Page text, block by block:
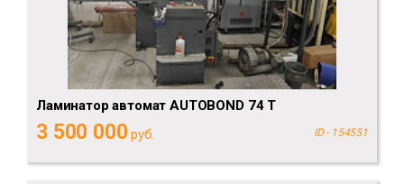
Ламинатор автомат AUTOBOND 74 T
3 500 000 руб. ID - 154551